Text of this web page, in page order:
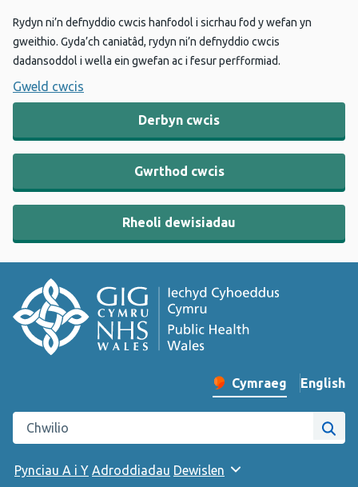
Rydyn ni’n defnyddio cwcis hanfodol i sicrhau fod y wefan yn
gweithio. Gyda’ch caniatâd, rydyn ni’n defnyddio cwcis
dadansoddol i wella ein gwefan ac i fesur perfformiad.
Gweld cwcis
Derbyn cwcis
Gwrthod cwcis
Rheoli dewisiadau
Newid iaith y wefan
Cymraeg English
–
Chwilio gwefan Iechyd Cyhoeddus Cymru
Pynciau A i Y Adroddiadau Dewislen